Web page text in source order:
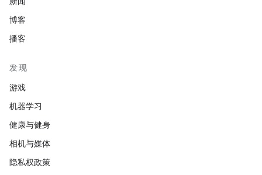
博客
播客
发现
游戏
机器学习
健康与健身
相机与媒体
隐私权政策